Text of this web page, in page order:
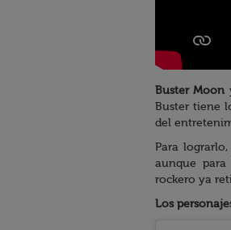
Buster Moon
Buster tiene
del
Para
aunque
rockero ya
Los